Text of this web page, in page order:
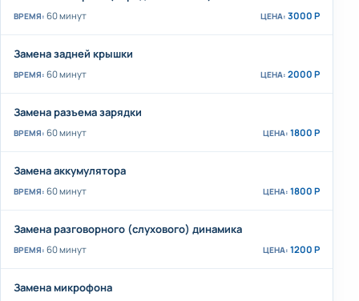
60 минут 3000 Р
Замена задней крышки
60 минут 2000 Р
Замена разъема зарядки
60 минут 1800 Р
Замена аккумулятора
60 минут 1800 Р
Замена разговорного (слухового) динамика
60 минут 1200 Р
Замена микрофона